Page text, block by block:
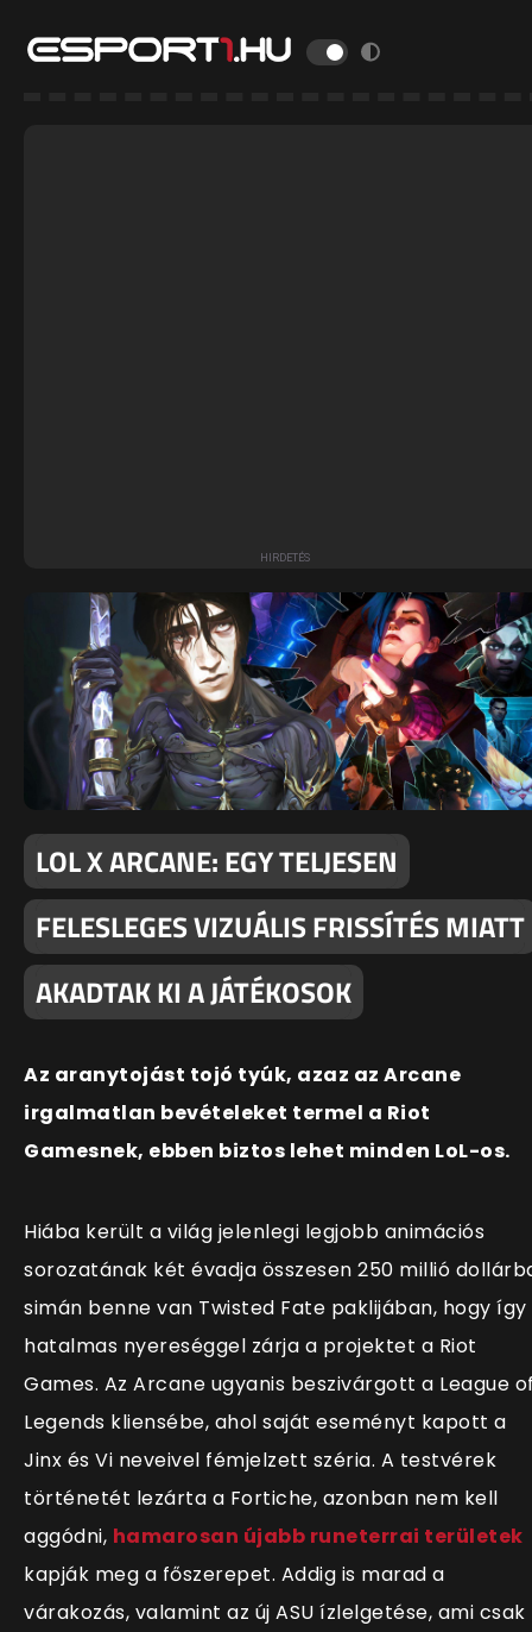
LOL X ARCANE: EGY TELJESEN
FELESLEGES VIZUÁLIS FRISSÍTÉS MIATT
AKADTAK KI A JÁTÉKOSOK
Az aranytojást tojó tyúk, azaz az Arcane
irgalmatlan bevételeket termel a Riot
Gamesnek, ebben biztos lehet minden LoL-os.
Hiába került a világ jelenlegi legjobb animációs
sorozatának két évadja összesen 250 millió
simán benne van Twisted Fate paklijában, hogy így
hatalmas nyereséggel zárja a projektet a Riot
Games. Az Arcane ugyanis beszivárgott a League
Legends kliensébe, ahol saját eseményt kapott a
Jinx és Vi neveivel fémjelzett széria. A testvérek
történetét lezárta a Fortiche, azonban nem kell
aggódni, hamarosan újabb runeterrai területek
kapják meg a főszerepet. Addig is marad a
várakozás, valamint az új ASU ízlelgetése, ami csak